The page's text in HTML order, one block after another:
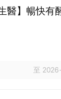
醫】暢快
至